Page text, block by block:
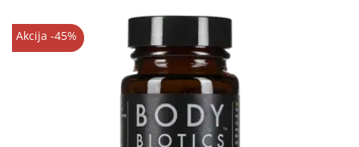
Akcija -45%